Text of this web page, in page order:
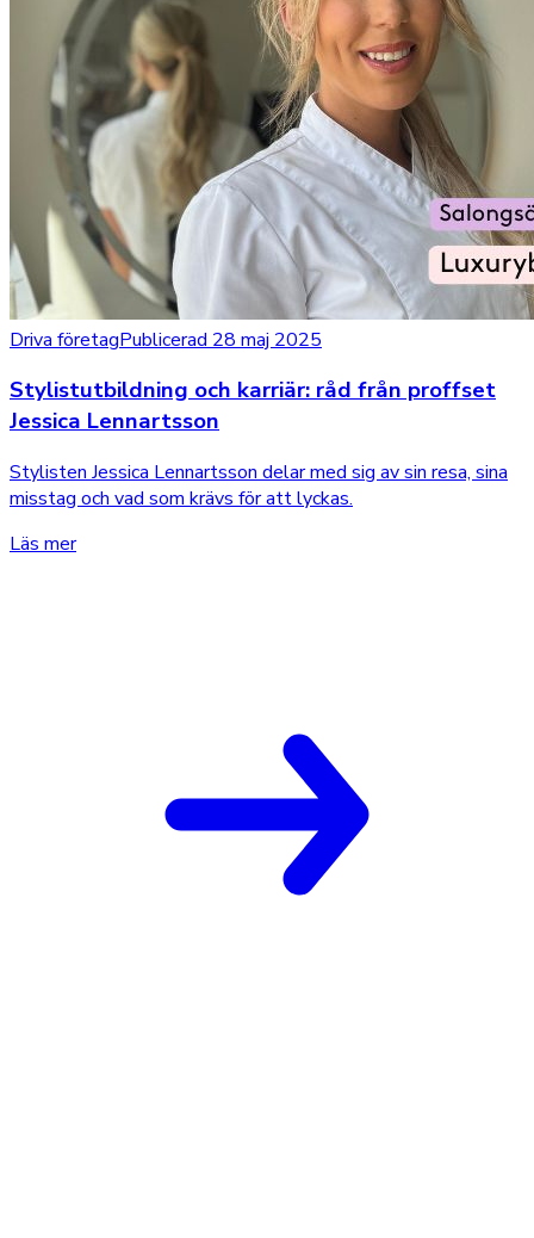
Driva företagPublicerad 28 maj 2025
Stylistutbildning och karriär: råd från proffset
Jessica Lennartsson
Stylisten Jessica Lennartsson delar med sig av sin resa, sina
misstag och vad som krävs för att lyckas.
Läs mer